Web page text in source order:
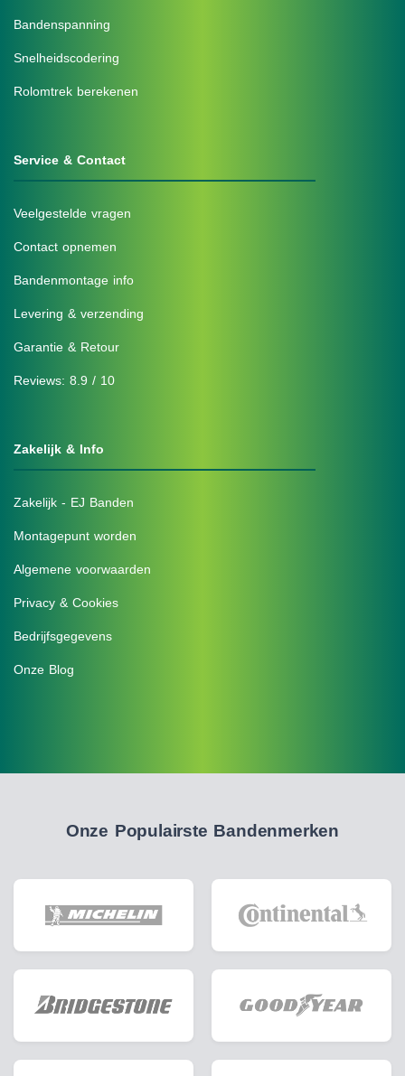
Bandenspanning
Snelheidscodering
Rolomtrek berekenen
Service & Contact
Veelgestelde vragen
Contact opnemen
Bandenmontage info
Levering & verzending
Garantie & Retour
Reviews: 8.9 / 10
Zakelijk & Info
Zakelijk - EJ Banden
Montagepunt worden
Algemene voorwaarden
Privacy & Cookies
Bedrijfsgegevens
Onze Blog
Onze Populairste Bandenmerken